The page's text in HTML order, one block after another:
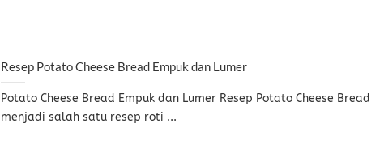
Resep Potato Cheese Bread Empuk dan Lumer
Potato Cheese Bread Empuk dan Lumer Resep Potato Cheese Bread
menjadi salah satu resep roti ...